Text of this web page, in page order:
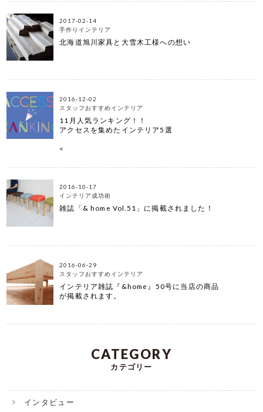
2017-02-14
手作りインテリア
北海道旭川家具と大雪木工様への想い
2016-12-02
スタッフおすすめインテリア
11月人気ランキング！！
アクセスを集めたインテリア5選
<
2016-10-17
インテリア成功術
雑誌「& home Vol.51」に掲載されました！
2016-06-29
スタッフおすすめインテリア
インテリア雑誌『&home』50号に当店の商品
が掲載されます。
CATEGORY
カテゴリー
インタビュー